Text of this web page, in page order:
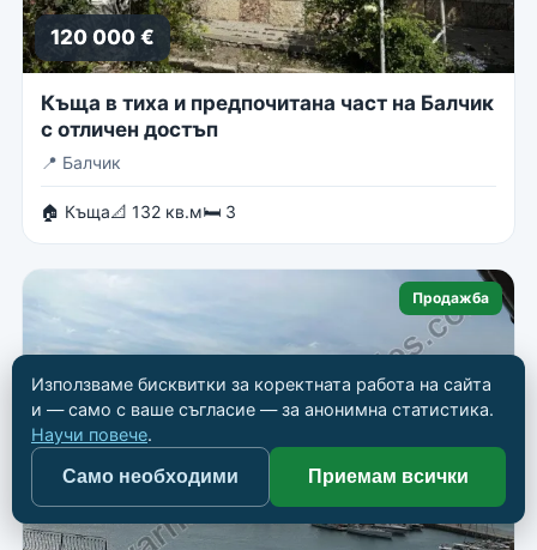
120 000 €
Къща в тиха и предпочитана част на Балчик
с отличен достъп
📍 Балчик
🏠 Къща📐 132 кв.м🛏 3
Продажба
Използваме бисквитки за коректната работа на сайта
и — само с ваше съгласие — за анонимна статистика.
Научи повече.
Само необходими Приемам всички